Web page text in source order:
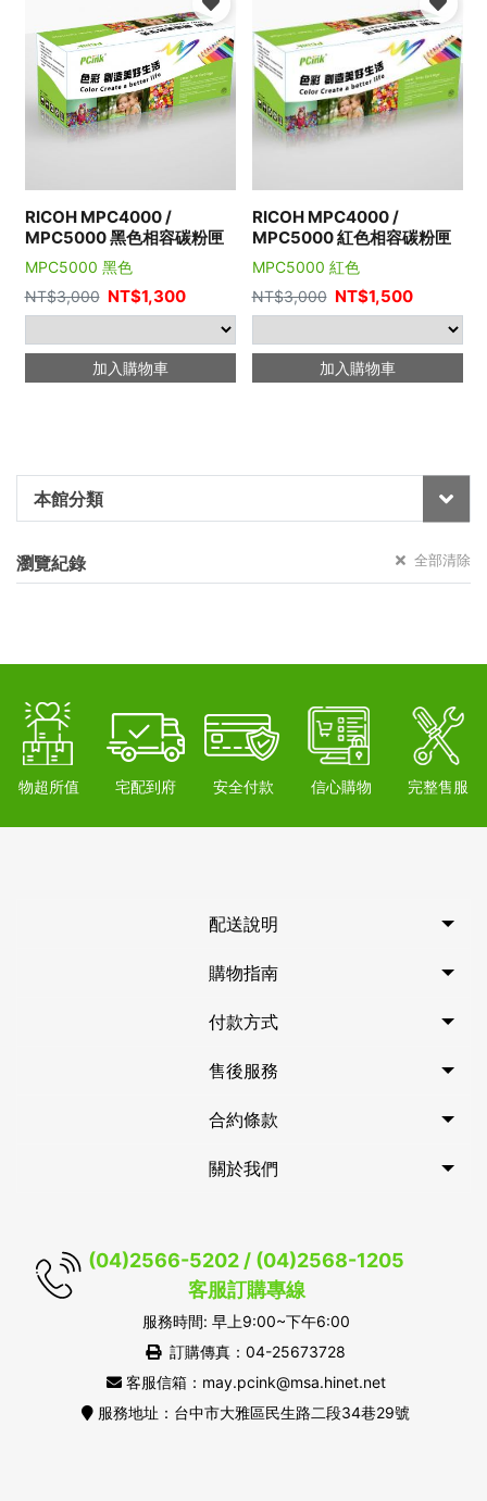
本館分類
瀏覽紀錄 全部清除
RICOH MPC4000 /
MPC5000 黑色相容碳粉匣
MPC5000 黑色
NT$3,000 NT$1,300
加入購物車
RICOH MPC4000 /
MPC5000 紅色相容碳粉匣
MPC5000 紅色
NT$3,000 NT$1,500
加入購物車
物超所值 宅配到府 安全付款 信心購物 完整售服
配送說明
購物指南
付款方式
售後服務
合約條款
關於我們
(04)2566-5202 / (04)2568-1205
客服訂購專線
服務時間: 早上9:00~下午6:00
訂購傳真：04-25673728
客服信箱：may.pcink@msa.hinet.net
服務地址：台中市大雅區民生路二段34巷29號